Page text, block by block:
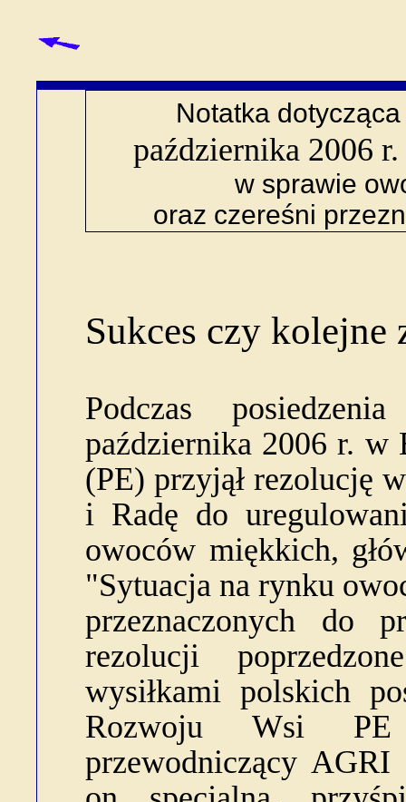
Notatka
października 2006 r.
w sprawie
oraz czereśni
Sukces czy kolejne
Podczas
października 2006 r. w
(PE) przyjął rezolucję
i Radę do
owoców miękkich,
"Sytuacja na rynku
przeznaczonych do
rezolucji
wysiłkami polskich
Rozwoju Wsi
przewodniczący AGRI